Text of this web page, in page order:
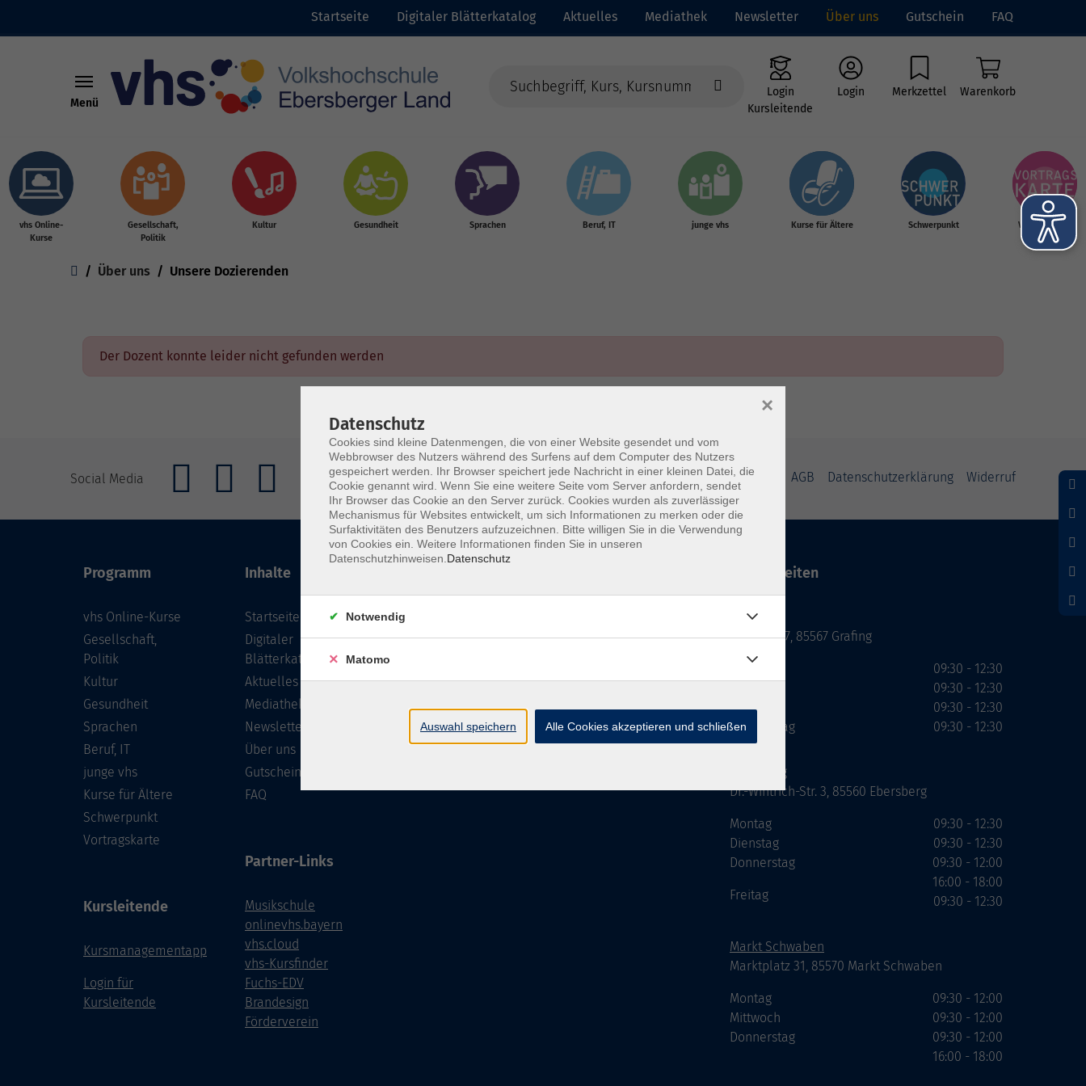
Startseite Digitaler Blätterkatalog Aktuelles Mediathek Newsletter Über uns Gutschein FAQ
Menü
Login
Kursleitende
Login Merkzettel Warenkorb
vhs Online-
Kurse
Gesellschaft,
Politik
Kultur Gesundheit Sprachen Beruf, IT junge vhs Kurse für Ältere Schwerpunkt Vortragskarte
You are here:
Über uns Unsere Dozierenden
Der Dozent konnte leider nicht gefunden werden
Social Media Barrierefreiheit Lage & Routenplan Impressum AGB Datenschutzerklärung Widerruf
Programm
vhs Online-Kurse
Gesellschaft,
Politik
Kultur
Gesundheit
Sprachen
Beruf, IT
junge vhs
Kurse für Ältere
Schwerpunkt
Vortragskarte
Kursleitende
Kursmanagementapp
Login für
Kursleitende
Inhalte
Startseite
Digitaler
Blätterkatalog
Aktuelles
Mediathek
Newsletter
Über uns
Gutschein
FAQ
Partner-Links
Musikschule
onlinevhs.bayern
vhs.cloud
vhs-Kursfinder
Fuchs-EDV
Brandesign
Förderverein
Griesstr. 27
info@vhs-ebersberger-land.de
Tel: 08092 8195-0
Servicezeiten
Grafing
Griesstr. 27, 85567 Grafing
Mittwoch
Donnerstag
09:30 - 12:30
09:30 - 12:30
09:30 - 12:30
09:30 - 12:30
Ebersberg
Dr.-Wintrich-Str. 3, 85560 Ebersberg
Montag
Dienstag
Donnerstag
Freitag
09:30 - 12:30
09:30 - 12:30
09:30 - 12:00
16:00 - 18:00
09:30 - 12:30
Markt Schwaben
Marktplatz 31, 85570 Markt Schwaben
Montag
Mittwoch
Donnerstag
09:30 - 12:00
09:30 - 12:00
09:30 - 12:00
16:00 - 18:00
Datenschutz
Cookies sind kleine Datenmengen, die von einer Website gesendet und vom
Webbrowser des Nutzers während des Surfens auf dem Computer des Nutzers
gespeichert werden. Ihr Browser speichert jede Nachricht in einer kleinen Datei, die
Cookie genannt wird. Wenn Sie eine weitere Seite vom Server anfordern, sendet
Ihr Browser das Cookie an den Server zurück. Cookies wurden als zuverlässiger
Mechanismus für Websites entwickelt, um sich Informationen zu merken oder die
Surfaktivitäten des Benutzers aufzuzeichnen. Bitte willigen Sie in die Verwendung
von Cookies ein. Weitere Informationen finden Sie in unseren
Datenschutzhinweisen. Datenschutz
×
Notwendig
Matomo
Auswahl speichern Alle Cookies akzeptieren und schließen